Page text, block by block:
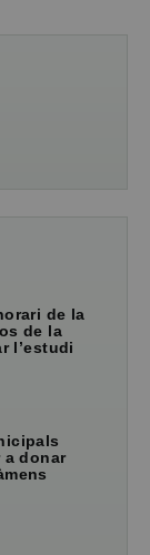
de la
de la
l’estudi
a donar